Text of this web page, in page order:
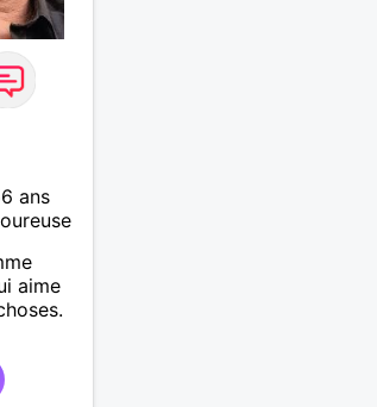
ans
aime
et
temps